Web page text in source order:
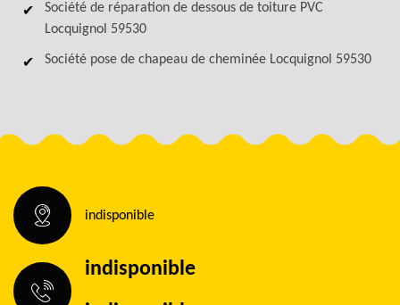
Société de réparation de dessous de toiture PVC
Locquignol 59530
Société pose de chapeau de cheminée Locquignol 59530
indisponible
indisponible